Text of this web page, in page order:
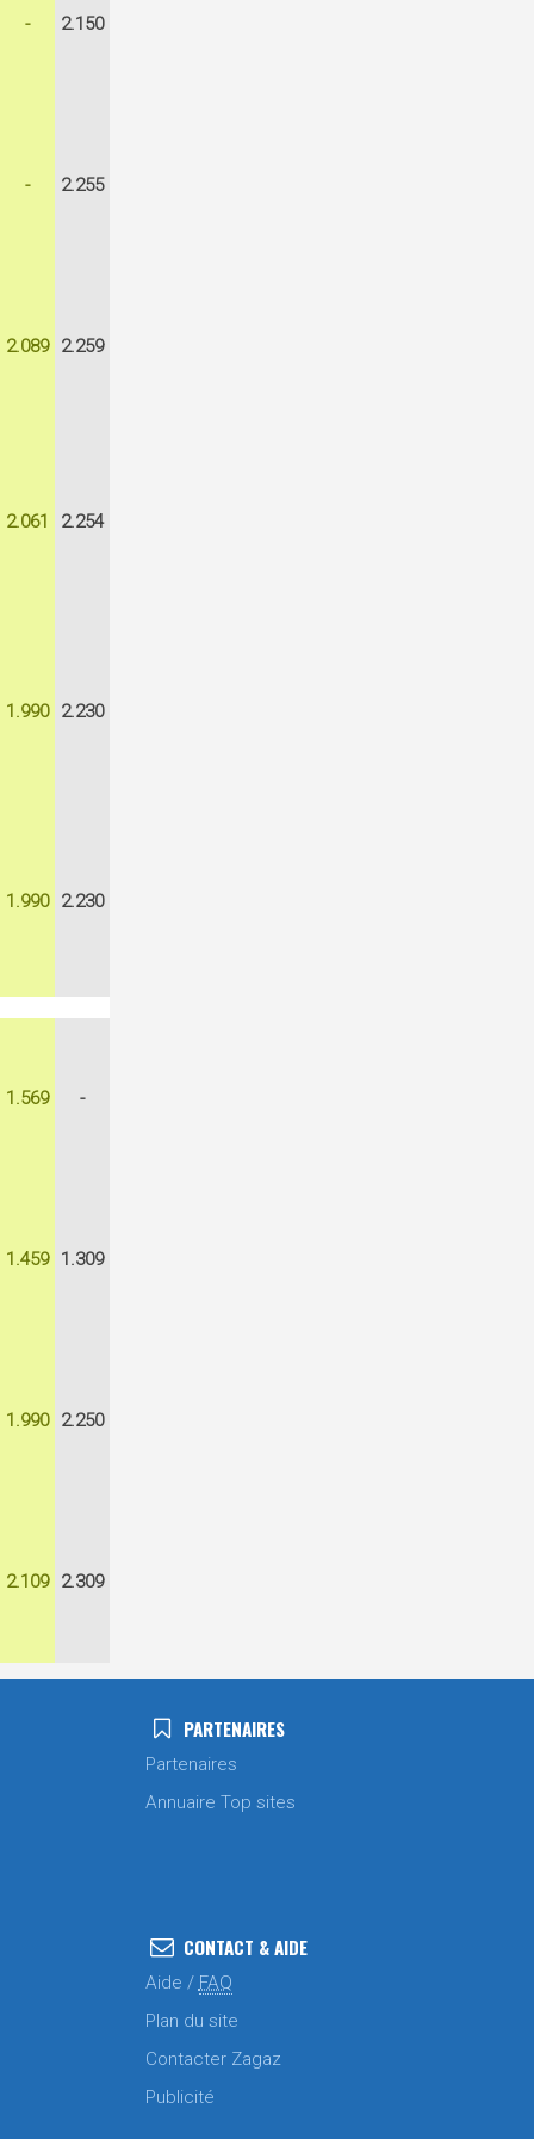
- 2.150
- 2.255
2.089 2.259
2.061 2.254
1.990 2.230
1.990 2.230
1.569 -
1.459 1.309
1.990 2.250
2.109 2.309
PARTENAIRES
Partenaires
Annuaire Top sites
CONTACT & AIDE
Aide / FAQ
Plan du site
Contacter Zagaz
Publicité